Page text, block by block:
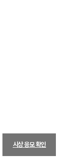
시상 응모 확인